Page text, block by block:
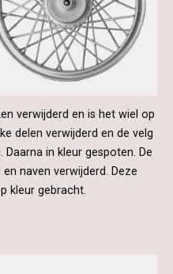
verwijderd en is het wiel op
delen verwijderd en de velg
in kleur gespoten. De
naven verwijderd. Deze
kleur gebracht.